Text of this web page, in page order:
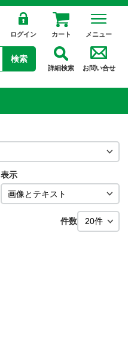
ログイン カート メニュー
検索
詳細検索 お問い合せ
表示
件数